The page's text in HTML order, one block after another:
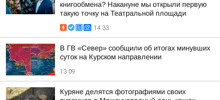
книгообмена? Накануне мы открыли первую
такую точку на Театральной площади
14:33
В ГВ «Север» сообщили об итогах минувших
суток на Курском направлении
13:09
Куряне делятся фотографиями своих